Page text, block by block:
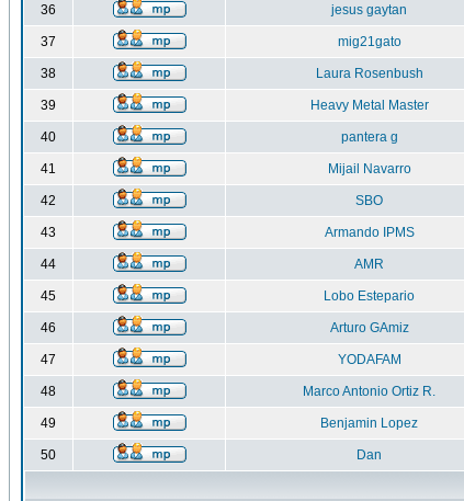
36 jesus gaytan
37 mig21gato
38 Laura Rosenbush
39 Heavy Metal Master
40 pantera g
41 Mijail Navarro
42 SBO
43 Armando IPMS
44 AMR
45 Lobo Estepario
46 Arturo GAmiz
47 YODAFAM
48 Marco Antonio Ortiz R.
49 Benjamin Lopez
50 Dan